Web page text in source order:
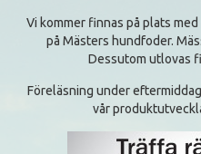
Vi kommer finnas på plats
på Mästers hundfoder.
Dessutom utlovas
Föreläsning under
vår